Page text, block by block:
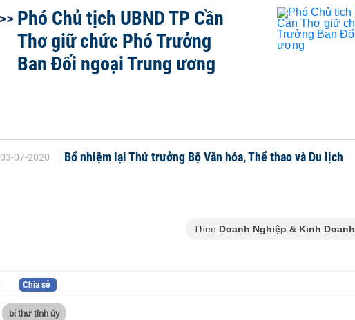
Phó Chủ tịch UBND TP Cần
Thơ giữ chức Phó Trưởng
Ban Đối ngoại Trung ương
03-07-2020 Bổ nhiệm lại Thứ trưởng Bộ Văn hóa, Thể thao và Du lịch
Theo Doanh Nghiệp & Kinh Doanh
Chia sẻ
bí thư tỉnh ủy